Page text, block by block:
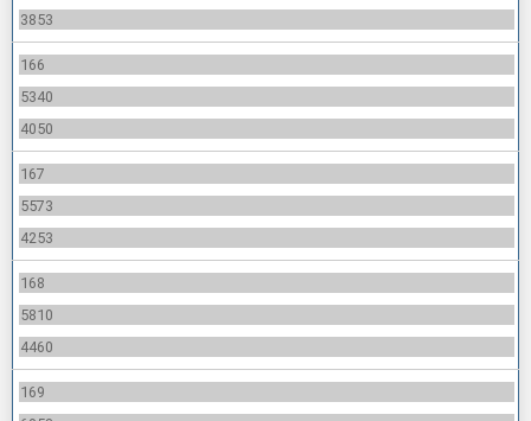
3853
166
5340
4050
167
5573
4253
168
5810
4460
169